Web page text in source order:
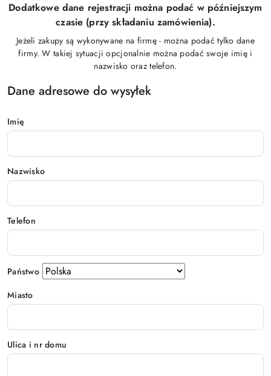
Dodatkowe dane rejestracji można podać w późniejszym
czasie (przy składaniu zamówienia).
Jeżeli zakupy są wykonywane na firmę - można podać tylko dane
firmy. W takiej sytuacji opcjonalnie można podać swoje imię i
nazwisko oraz telefon.
Dane adresowe do wysyłek
Imię
Nazwisko
Telefon
Państwo
Miasto
Ulica i nr domu